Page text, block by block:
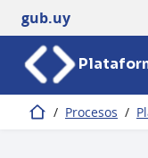
gub.uy
Inicio / Procesos /